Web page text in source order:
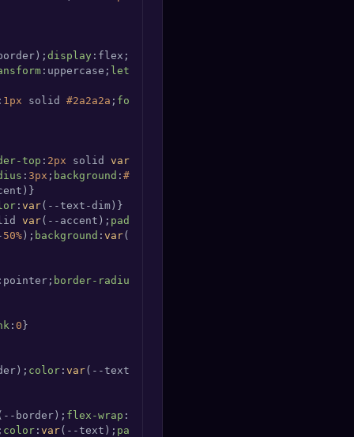
display :flex;
:uppercase; letter-spacing
: 1px solid #2a2a2a ; font-size
top : 2px solid var
: 3px ; background : #1a1a1a
: var
var(--accent); padding
50% ); background : var(--panel-bg);
:pointer; border-radius
: 0
color : var(--text);
border); flex-wrap
color : var(--text); padding